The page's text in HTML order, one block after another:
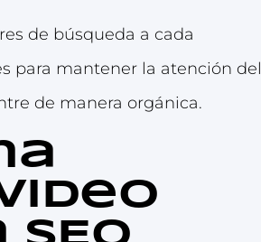
de búsqueda a cada
para mantener la atención del
de manera orgánica.